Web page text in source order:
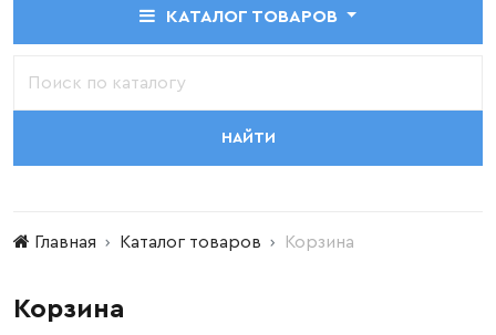
КАТАЛОГ ТОВАРОВ
НАЙТИ
Главная Каталог товаров Корзина
Корзина